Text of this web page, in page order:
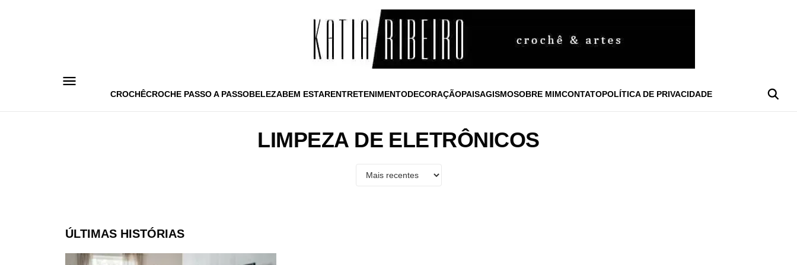
CROCHÊCROCHE PASSO A PASSOBELEZABEM ESTARENTRETENIMENTODECORAÇÃOPAISAGISMOSOBRE MIMCONTATOPOLÍTICA DE PRIVACIDADE
LIMPEZA DE ELETRÔNICOS
ÚLTIMAS HISTÓRIAS